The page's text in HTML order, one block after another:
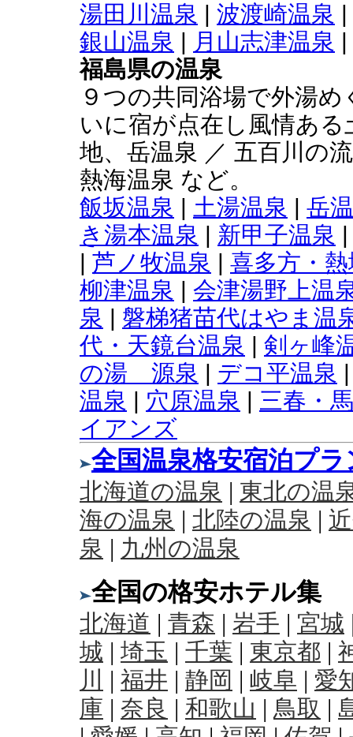
湯田川温泉 | 波渡崎温泉 |
銀山温泉 | 月山志津温泉 |
福島県の温泉
９つの共同浴場で外湯
いに宿が点在し風情あ
地、岳温泉 ／ 五百川の
熱海温泉 など。
飯坂温泉 | 土湯温泉 | 岳
き湯本温泉 | 新甲子温泉
| 芦ノ牧温泉 | 喜多方・
柳津温泉 | 会津湯野上温
泉 | 磐梯猪苗代はやま温
代・天鏡台温泉 | 剣ヶ峰
の湯 源泉 | デコ平温泉
温泉 | 穴原温泉 | 三春・
イアンズ